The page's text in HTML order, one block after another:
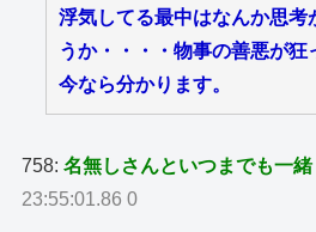
浮気してる最中はなんか思考
うか・・・・物事の善悪が狂
今なら分かります。
758:名無しさんといつまでも一緒
23:55:01.86 0